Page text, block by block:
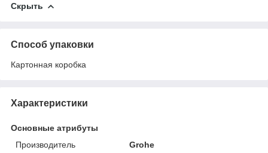
Скрыть
Способ упаковки
Картонная коробка
Характеристики
Основные атрибуты
Производитель
Grohe